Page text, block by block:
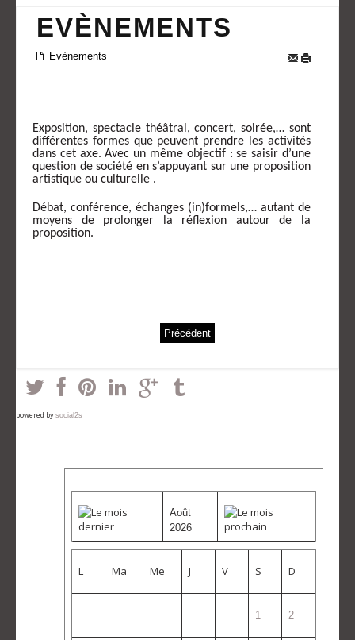
EVÈNEMENTS
Evènements
Exposition, spectacle théâtral, concert, soirée,… sont
différentes formes que peuvent prendre les activités
dans cet axe. Avec un même objectif : se saisir d’une
question de société en s’appuyant sur une proposition
artistique ou culturelle .
Débat, conférence, échanges (in)formels,… autant de
moyens de prolonger la réflexion autour de la
proposition.
Précédent
powered by social2s
Août
2026
L Ma Me J V S D
1 2